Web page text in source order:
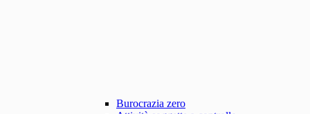
Burocrazia zero